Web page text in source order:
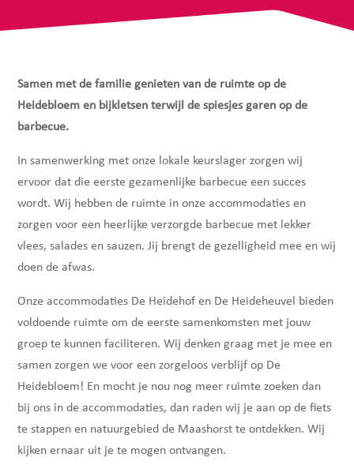
Samen met de familie genieten van de ruimte op de
Heidebloem en bijkletsen terwijl de spiesjes garen op de
barbecue.
In samenwerking met onze lokale keurslager zorgen wij
ervoor dat die eerste gezamenlijke barbecue een succes
wordt. Wij hebben de ruimte in onze accommodaties en
zorgen voor een heerlijke verzorgde barbecue met lekker
vlees, salades en sauzen. Jij brengt de gezelligheid mee en wij
doen de afwas.
Onze accommodaties De Heidehof en De Heideheuvel bieden
voldoende ruimte om de eerste samenkomsten met jouw
groep te kunnen faciliteren. Wij denken graag met je mee en
samen zorgen we voor een zorgeloos verblijf op De
Heidebloem! En mocht je nou nog meer ruimte zoeken dan
bij ons in de accommodaties, dan raden wij je aan op de fiets
te stappen en natuurgebied de Maashorst te ontdekken. Wij
kijken ernaar uit je te mogen ontvangen.